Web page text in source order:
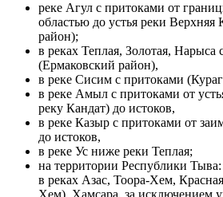
реке Агул с притоками от
областью до устья реки Верхняя
район);
в реках Теплая, Золотая, Нарыса
(Ермаковский район),
в реке Сисим с притоками
в реке Амыл с притоками от
реку Кандат) до истоков,
в реке Казыр с притоками от
до истоков,
в реке Ус ниже реки Теплая;
на территории Республики Тыва:
в реках Азас, Тоора-Хем,